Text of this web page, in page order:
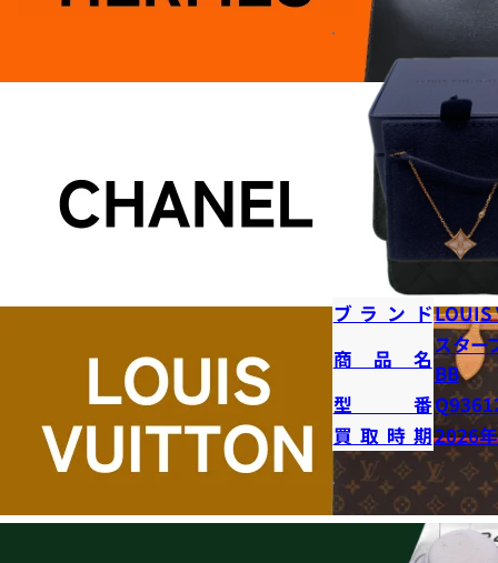
ブランドLOUIS
商品名
スター
BB
型番
買取時期2026